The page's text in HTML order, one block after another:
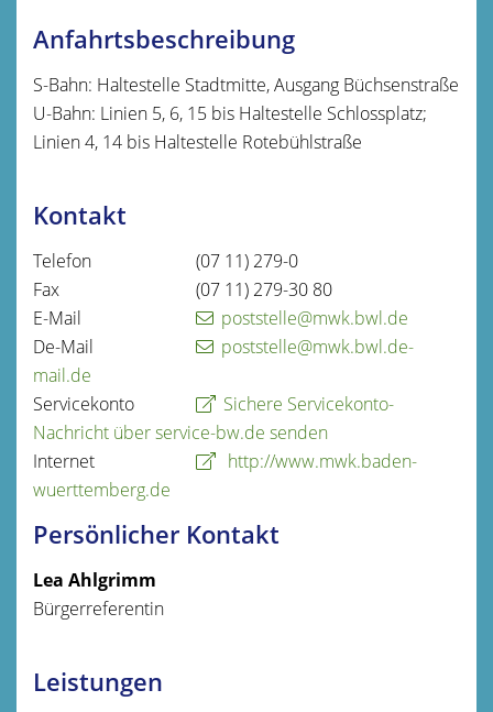
Anfahrtsbeschreibung
S-Bahn: Haltestelle Stadtmitte, Ausgang Büchsenstraße
U-Bahn: Linien 5, 6, 15 bis Haltestelle Schlossplatz;
Linien 4, 14 bis Haltestelle Rotebühlstraße
Kontakt
Telefon (07 11) 279-0
Fax
(07 11) 279-30 80
E-Mail
poststelle@mwk.bwl.de
De-Mail
poststelle@mwk.bwl.de-
mail.de
Servicekonto
Sichere Servicekonto-
Nachricht über service-bw.de senden
Internet
http://www.mwk.baden-
wuerttemberg.de
Persönlicher Kontakt
Lea Ahlgrimm
Bürgerreferentin
Leistungen